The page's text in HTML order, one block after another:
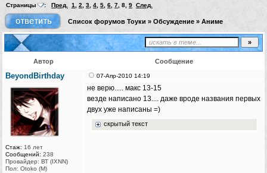
Страницы : Пред. 1, 2, 3, 4, 5, 6, 7, 8, 9 След.
Список форумов Тоуки » Обсуждение » Аниме
Автор Сообщение
BeyondBirthday
Стаж: 16 лет
Сообщений: 238
Провайдер: ВТ (IXNN)
Пол: Otoko (M)
07-Апр-2010 14:19
не верю..... макс 13-15
везде написано 13.... даже вроде названия первых
двух уже написаны =)
скрытый текст